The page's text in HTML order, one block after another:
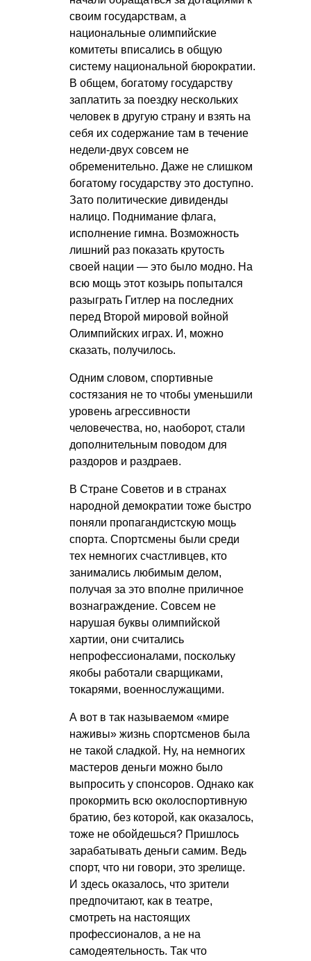
своим государствам, а
национальные олимпийские
комитеты вписались в общую
систему национальной бюрократии.
В общем, богатому государству
заплатить за поездку нескольких
человек в другую страну и взять на
себя их содержание там в течение
недели-двух совсем не
обременительно. Даже не слишком
богатому государству это доступно.
Зато политические дивиденды
налицо. Поднимание флага,
исполнение гимна. Возможность
лишний раз показать крутость
своей нации — это было модно. На
всю мощь этот козырь попытался
разыграть Гитлер на последних
перед Второй мировой войной
Олимпийских играх. И, можно
сказать, получилось.
Одним словом, спортивные
состязания не то чтобы уменьшили
уровень агрессивности
человечества, но, наоборот, стали
дополнительным поводом для
раздоров и раздраев.
В Стране Советов и в странах
народной демократии тоже быстро
поняли пропагандистскую мощь
спорта. Спортсмены были среди
тех немногих счастливцев, кто
занимались любимым делом,
получая за это вполне приличное
вознаграждение. Совсем не
нарушая буквы олимпийской
хартии, они считались
непрофессионалами, поскольку
якобы работали сварщиками,
токарями, военнослужащими.
А вот в так называемом «мире
наживы» жизнь спортсменов была
не такой сладкой. Ну, на немногих
мастеров деньги можно было
выпросить у спонсоров. Однако как
прокормить всю околоспортивную
братию, без которой, как оказалось,
тоже не обойдешься? Пришлось
зарабатывать деньги самим. Ведь
спорт, что ни говори, это зрелище.
И здесь оказалось, что зрители
предпочитают, как в театре,
смотреть на настоящих
профессионалов, а не на
самодеятельность. Так что